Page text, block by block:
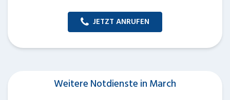
JETZT ANRUFEN
Weitere Notdienste in March